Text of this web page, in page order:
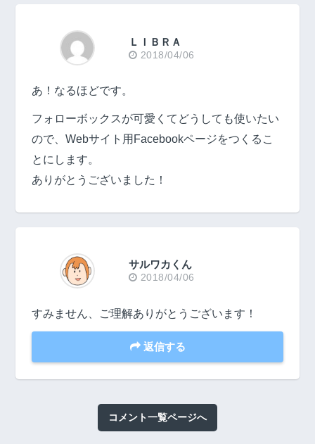
ＬＩＢＲＡ
2018/04/06
あ！なるほどです。
フォローボックスが可愛くてどうしても使いたい
ので、Webサイト用Facebookページをつくるこ
とにします。
ありがとうございました！
サルワカくん
2018/04/06
すみません、ご理解ありがとうございます！
返信する
コメント一覧ページへ